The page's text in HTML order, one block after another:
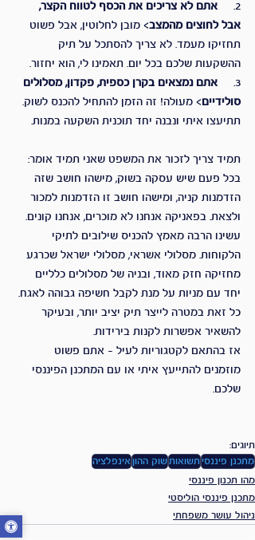
2.
אתם לא צריכים את הכסף לטווח הקצר,
אבל לחוצים מהמצב> מובן לחלוטין, אבל פשוט
תחזיקו מעמד. לא צריך להסתכל על תיק
ההשקעות שלכם בכל יום. תאמינו לי, הוא יחזור.
3.
אתם נמצאים בקרן כספית, פקדון, מסלולים
סולידיים> מעולה! זה הזמן להתחיל להכנס לשוק.
תתיעצו איתי ונבנה יחד תוכנית השקעה במנות.
תמיד צריך לזכור את המשפט שאני תמיד אומר:
בכל פעם שיש עסקה בשוק, מישהו חושב שזה
הזדמנות קניה, ומישהו חושב זו הזדמנות למכור
ולצאת. בפאניקה אנחנו לא מוכרים, אנחנו קונים.
עשינו הרבה מאמץ להכניס שילובים לתיקי
הלקוחות. מסלולי אשראי, מסלולי ישראל שכרגע
מחזיקה חזק מאוד, ובניה של מסלולים כלליים
יחד עם מניות על מנת לקבל חשיפה גבוהה לאגח.
כל זאת במטרה לייצר תיק יציב יותר, ובעיקר
להשאיר אפשרות לקנות בירידות.
אז בהתאם לקטגוריות לעיל – אתם פשוט
מוזמנים להתייעץ איתי או עם המתכנן הפיננסי
שלכם.
תיוגים:
מתכנן פיננסי תשואותשוק ההון אינפלציה
מהו תכנון פיננסי
מתכנן פיננסי הוליסטי
ניהול עושר משפחתי